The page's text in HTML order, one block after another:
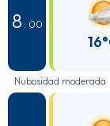
8 : 00
Nubosidad moderada